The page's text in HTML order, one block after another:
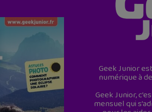
Geek Junior
numérique à
Geek Junior,
mensuel qui